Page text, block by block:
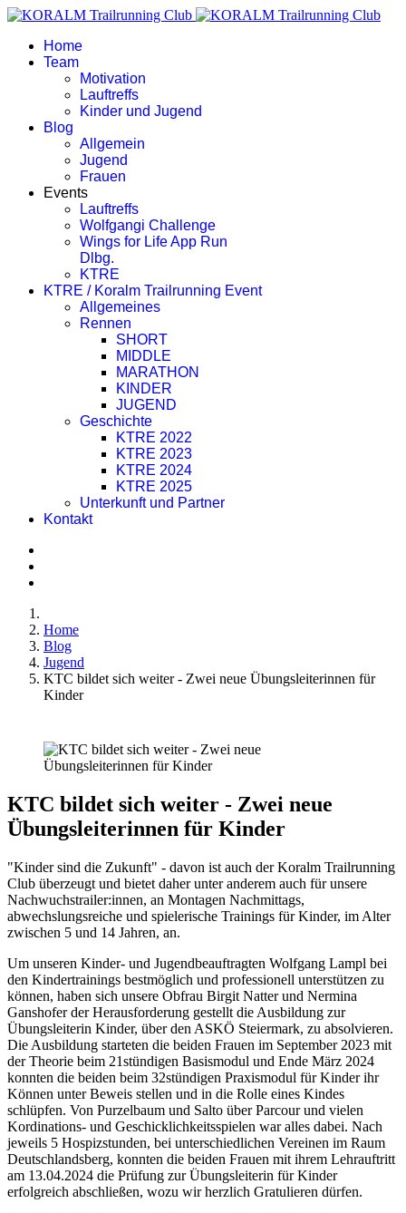
Home
Team
Motivation
Lauftreffs
Kinder und Jugend
Blog
Allgemein
Jugend
Frauen
Events
Lauftreffs
Wolfgangi Challenge
Wings for Life App Run
Dlbg.
KTRE
KTRE / Koralm Trailrunning Event
Allgemeines
Rennen
SHORT
MIDDLE
MARATHON
KINDER
JUGEND
Geschichte
KTRE 2022
KTRE 2023
KTRE 2024
KTRE 2025
Unterkunft und Partner
Kontakt
Home
Blog
Jugend
KTC bildet sich weiter - Zwei neue Übungsleiterinnen für
Kinder
KTC bildet sich weiter - Zwei neue
Übungsleiterinnen für Kinder
"Kinder sind die Zukunft" - davon ist auch der Koralm Trailrunning
Club überzeugt und bietet daher unter anderem auch für unsere
Nachwuchstrailer:innen, an Montagen Nachmittags,
abwechslungsreiche und spielerische Trainings für Kinder, im Alter
zwischen 5 und 14 Jahren, an.
Um unseren Kinder- und Jugendbeauftragten Wolfgang Lampl bei
den Kindertrainings bestmöglich und professionell unterstützen zu
können, haben sich unsere Obfrau Birgit Natter und Nermina
Ganshofer der Herausforderung gestellt die Ausbildung zur
Übungsleiterin Kinder, über den ASKÖ Steiermark, zu absolvieren.
Die Ausbildung starteten die beiden Frauen im September 2023 mit
der Theorie beim 21stündigen Basismodul und Ende März 2024
konnten die beiden beim 32stündigen Praxismodul für Kinder ihr
Können unter Beweis stellen und in die Rolle eines Kindes
schlüpfen. Von Purzelbaum und Salto über Parcour und vielen
Kordinations- und Geschicklichkeitsspielen war alles dabei. Nach
jeweils 5 Hospizstunden, bei unterschiedlichen Vereinen im Raum
Deutschlandsberg, konnten die beiden Frauen mit ihrem Lehrauftritt
am 13.04.2024 die Prüfung zur Übungsleiterin für Kinder
erfolgreich abschließen, wozu wir herzlich Gratulieren dürfen.